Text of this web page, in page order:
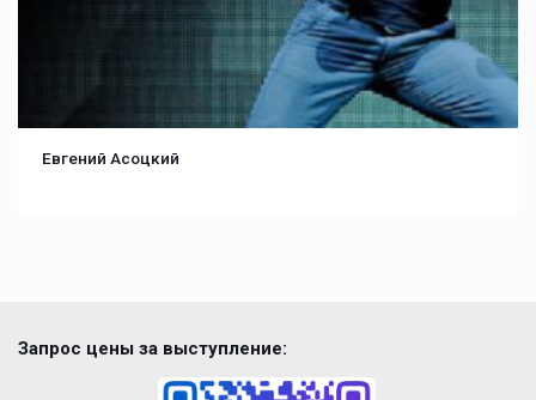
Евгений Асоцкий
Запрос цены за выступление: